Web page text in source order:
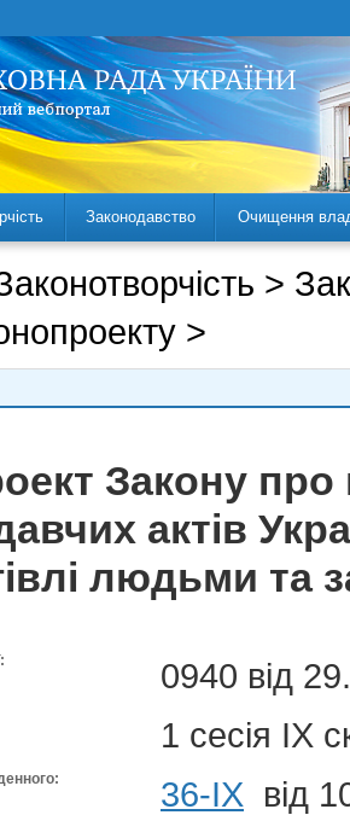
Законодавство Очищення
>
>
Закону про
актів
людьми та
0940 від
1 сесія IX
36-ІХ від